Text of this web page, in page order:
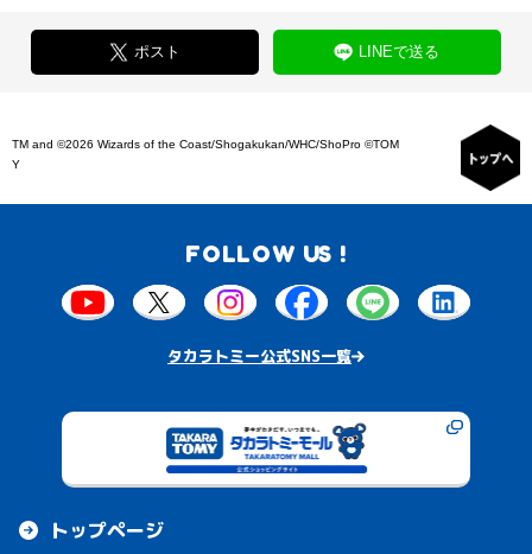
ポスト LINEで送る
TM and ©2026 Wizards of the Coast/Shogakukan/WHC/ShoPro ©TOM
Y
FOLLOW US !
タカラトミー公式SNS一覧
トップページ